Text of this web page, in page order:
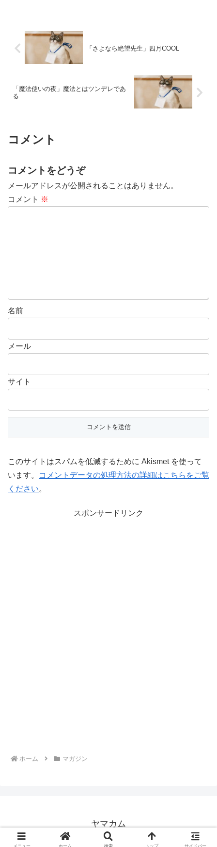
「さよなら絶望先生」四月COOL
「魔法使いの夜」魔法とはツンデレであ
る
コメント
コメントをどうぞ
メールアドレスが公開されることはありません。
コメント ※
名前
メール
サイト
このサイトはスパムを低減するために Akismet を使って
います。
コメントデータの処理方法の詳細はこちらをご覧
ください。
スポンサードリンク
ホーム マガジン
ヤマカム
© 2004 ヤマカム.
メニュー ホーム 検索 トップ サイドバー